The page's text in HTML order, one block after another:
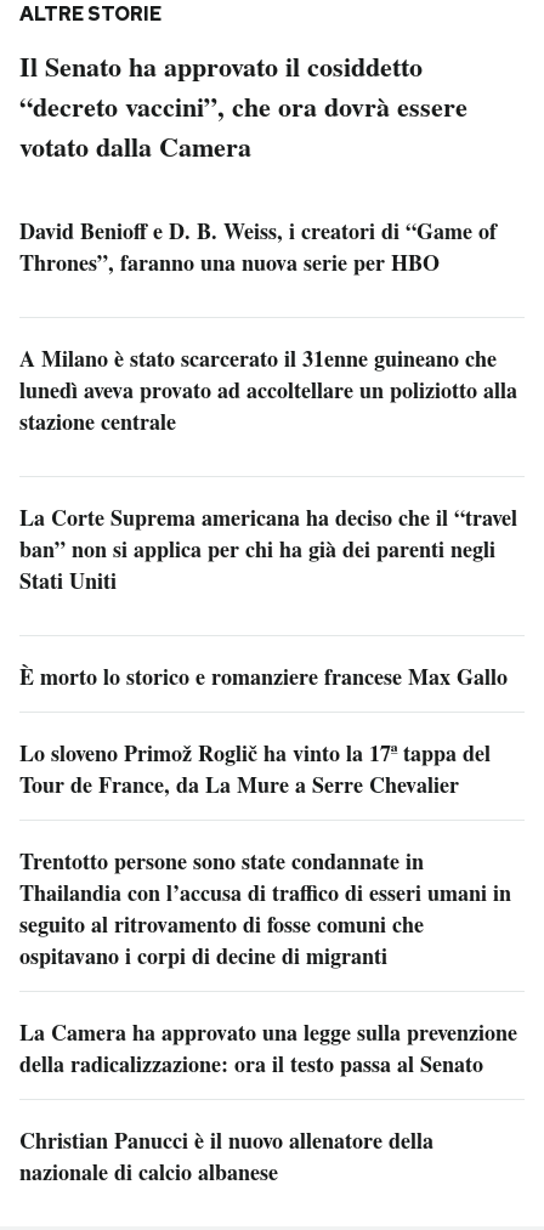
ALTRE STORIE
Il Senato ha approvato il cosiddetto
“decreto vaccini”, che ora dovrà essere
votato dalla Camera
David Benioff e D. B. Weiss, i creatori di “Game of
Thrones”, faranno una nuova serie per HBO
A Milano è stato scarcerato il 31enne guineano che
lunedì aveva provato ad accoltellare un poliziotto alla
stazione centrale
La Corte Suprema americana ha deciso che il “travel
ban” non si applica per chi ha già dei parenti negli
Stati Uniti
È morto lo storico e romanziere francese Max Gallo
Lo sloveno Primož Roglič ha vinto la 17ª tappa del
Tour de France, da La Mure a Serre Chevalier
Trentotto persone sono state condannate in
Thailandia con l’accusa di traffico di esseri umani in
seguito al ritrovamento di fosse comuni che
ospitavano i corpi di decine di migranti
La Camera ha approvato una legge sulla prevenzione
della radicalizzazione: ora il testo passa al Senato
Christian Panucci è il nuovo allenatore della
nazionale di calcio albanese